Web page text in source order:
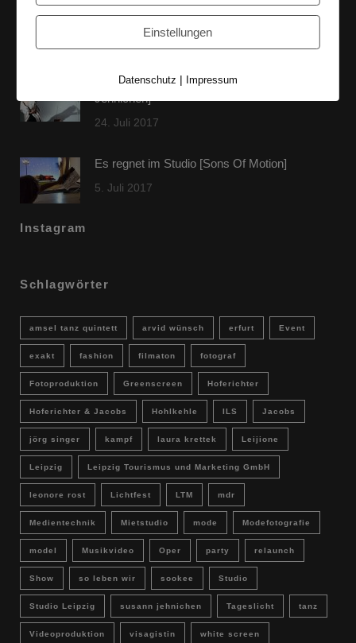
9. Oktober 2017
FLAMINGOCAT Premium Collection [Susann
Jehnichen]
24. Juli 2017
Es regnet im Studio [Sons Of Motion]
5. Juli 2017
Instagram
Schlagwörter
amsel tanz quintett arvid wünsch erfurt Event
exakt fashion filmaton fotograf
Fotoproduktion Greenscreen Hoferichter
Hoferichter & Jacobs Hohlkehle ILS Jacobs
jörg singer kampf laura krettek Leijione
Leipzig Leipzig Tourismus und Marketing GmbH
leonore rost Lichtfest LTM mdr
Medientechnik Mietstudio mode Modefotografie
model Musikvideo Oper party relaunch
Show so leben wir sookee Studio
Studio Leipzig susann jehnichen Tageslicht tanz
Videoproduktion visagistin white screen
Einstellungen
Datenschutz | Impressum